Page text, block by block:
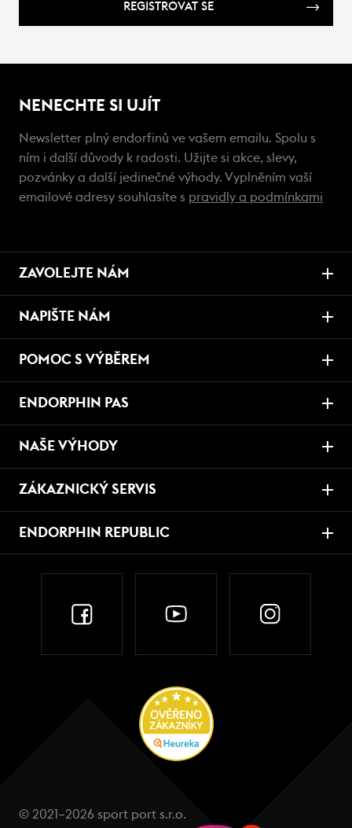
REGISTROVAT SE
NENECHTE SI UJÍT
Newsletter plný endorfinů ve vašem emailu. Spolu s
ním i další důvody k radosti. Užijte si akce, slevy,
pozvánky a další jedinečné výhody. Vyplněním vaší
emailové adresy souhlasíte s pravidly a podmínkami
ZAVOLEJTE NÁM
NAPIŠTE NÁM
POMOC S VÝBĚREM
ENDORPHIN PAS
NAŠE VÝHODY
ZÁKAZNICKÝ SERVIS
ENDORPHIN REPUBLIC
© 2021–2026 sport port s.r.o.